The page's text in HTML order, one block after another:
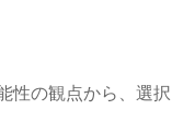
性の観点から、選択